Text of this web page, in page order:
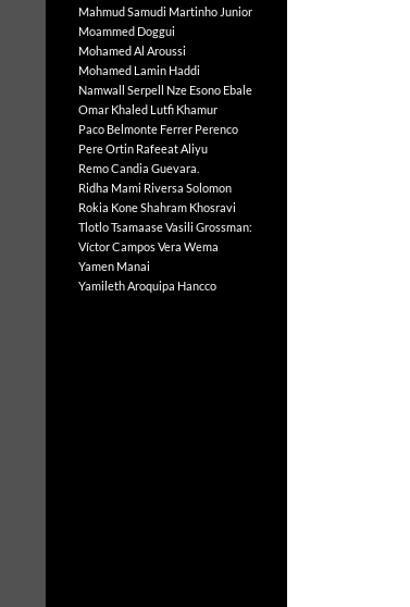
Mahmud Samudi Martinho Junior
Moammed Doggui
Mohamed Al Aroussi
Mohamed Lamin Haddi
Namwall Serpell Nze Esono Ebale
Omar Khaled Lutfi Khamur
Paco Belmonte Ferrer Perenco
Pere Ortin Rafeeat Aliyu
Remo Candia Guevara.
Ridha Mami Riversa Solomon
Rokia KoneShahram Khosravi
Tlotlo TsamaaseVasili Grossman:
Víctor Campos Vera Wema
Yamen Manai
Yamileth Aroquipa Hancco